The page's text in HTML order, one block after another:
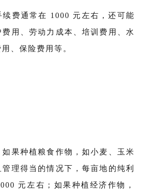
续费通常在 1000 元左右，还可能
用、劳动力成本、培训费用、水
、保险费用等。
如果种植粮食作物，如小麦、玉米
理得当的情况下，每亩地的纯利
元左右；如果种植经济作物，